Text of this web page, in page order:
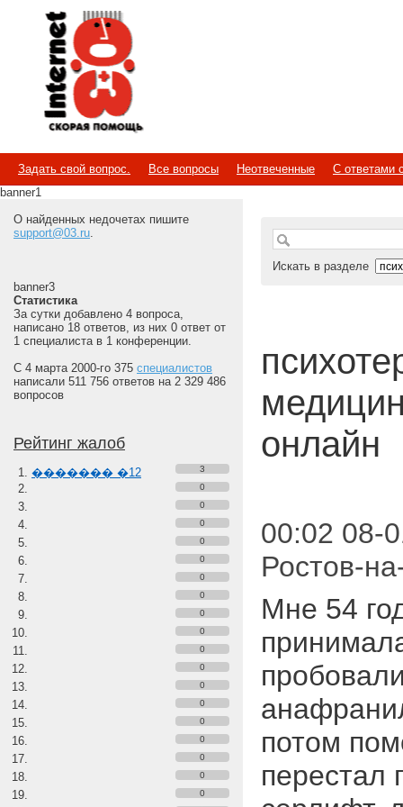
Internet
Скорая помощь
Задать свой вопрос. Все вопросы Неотвеченные
С ответами
banner1
О найденных недочетах пишите
support@03.ru.
banner3
Статистика
За сутки добавлено 4 вопроса,
написано 18 ответов, из них 0 ответ от
1 специалиста в 1 конференции.
С 4 марта 2000-го 375 специалистов
написали 511 756 ответов на 2 329 486
вопросов
Рейтинг жалоб
������� �12
3
0
0
0
0
0
0
0
0
0
0
0
0
0
0
0
0
0
0
Искать в разделе
онлайн
00:02 08-
Ростов-
Мне 54
потом
перестал